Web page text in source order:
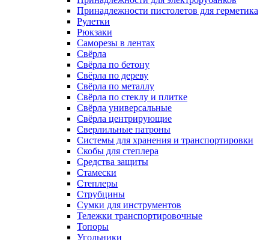
Принадлежности пистолетов для герметика
Рулетки
Рюкзаки
Саморезы в лентах
Свёрла
Свёрла по бетону
Свёрла по дереву
Свёрла по металлу
Свёрла по стеклу и плитке
Свёрла универсальные
Свёрла центрирующие
Сверлильные патроны
Системы для хранения и транспортировки
Скобы для степлера
Средства защиты
Стамески
Степлеры
Струбцины
Сумки для инструментов
Тележки транспортировочные
Топоры
Угольники